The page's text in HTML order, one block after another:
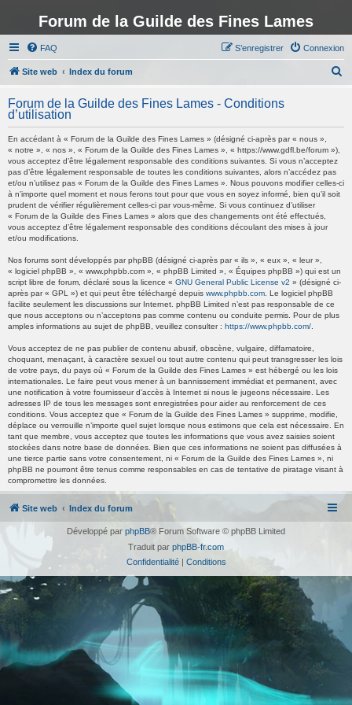
Forum de la Guilde des Fines Lames
FAQ Connexion
S’enregistrer
Site web Index du forum
h
c
Forum de la Guilde des Fines Lames - Conditions
d’utilisation
En accédant à « Forum de la Guilde des Fines Lames » (désigné ci-après par « nous »,
« notre », « nos », « Forum de la Guilde des Fines Lames », « https://www.gdfl.be/forum »),
vous acceptez d’être légalement responsable des conditions suivantes. Si vous n’acceptez
pas d’être légalement responsable de toutes les conditions suivantes, alors n’accédez pas
et/ou n’utilisez pas « Forum de la Guilde des Fines Lames ». Nous pouvons modifier celles-ci
à n’importe quel moment et nous ferons tout pour que vous en soyez informé, bien qu’il soit
prudent de vérifier régulièrement celles-ci par vous-même. Si vous continuez d’utiliser
« Forum de la Guilde des Fines Lames » alors que des changements ont été effectués,
vous acceptez d’être légalement responsable des conditions découlant des mises à jour
et/ou modifications.
Nos forums sont développés par phpBB (désigné ci-après par « ils », « eux », « leur »,
« logiciel phpBB », « www.phpbb.com », « phpBB Limited », « Équipes phpBB ») qui est un
script libre de forum, déclaré sous la licence « GNU General Public License v2 » (désigné ci-
après par « GPL ») et qui peut être téléchargé depuis www.phpbb.com . Le logiciel phpBB
facilite seulement les discussions sur Internet. phpBB Limited n’est pas responsable de ce
que nous acceptons ou n’acceptons pas comme contenu ou conduite permis. Pour de plus
amples informations au sujet de phpBB, veuillez consulter : https://www.phpbb.com/
Vous acceptez de ne pas publier de contenu abusif, obscène, vulgaire, diffamatoire,
choquant, menaçant, à caractère sexuel ou tout autre contenu qui peut transgresser les lois
de votre pays, du pays où « Forum de la Guilde des Fines Lames » est hébergé ou les lois
internationales. Le faire peut vous mener à un bannissement immédiat et permanent, avec
une notification à votre fournisseur d’accès à Internet si nous le jugeons nécessaire. Les
adresses IP de tous les messages sont enregistrées pour aider au renforcement de ces
conditions. Vous acceptez que « Forum de la Guilde des Fines Lames » supprime, modifie,
déplace ou verrouille n’importe quel sujet lorsque nous estimons que cela est nécessaire. En
tant que membre, vous acceptez que toutes les informations que vous avez saisies soient
stockées dans notre base de données. Bien que ces informations ne soient pas diffusées à
une tierce partie sans votre consentement, ni « Forum de la Guilde des Fines Lames », ni
phpBB ne pourront être tenus comme responsables en cas de tentative de piratage visant à
compromettre les données.
Site web Index du forum
Développé par phpBB® Forum Software © phpBB Limited
Traduit par phpBB-fr.com
Confidentialité| Conditions